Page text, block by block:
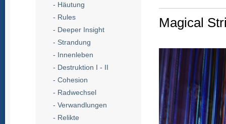
- Häutung
- Rules
- Deeper Insight
- Strandung
- Innenleben
- Destruktion I - II
- Cohesion
- Radwechsel
- Verwandlungen
- Relikte
Magical